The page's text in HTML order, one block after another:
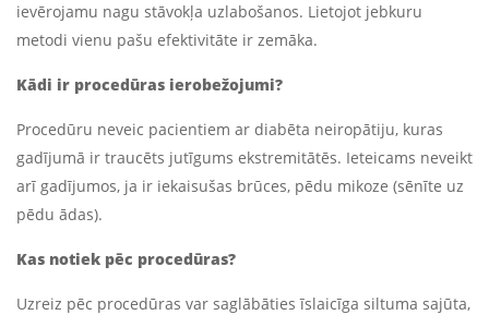
ievērojamu nagu stāvokļa uzlabošanos. Lietojot jebkuru
metodi vienu pašu efektivitāte ir zemāka.
Kādi ir procedūras ierobežojumi?
Procedūru neveic pacientiem ar diabēta neiropātiju, kuras
gadījumā ir traucēts jutīgums ekstremitātēs. Ieteicams neveikt
arī gadījumos, ja ir iekaisušas brūces, pēdu mikoze (sēnīte uz
pēdu ādas).
Kas notiek pēc procedūras?
Uzreiz pēc procedūras var saglābāties īslaicīga siltuma sajūta,